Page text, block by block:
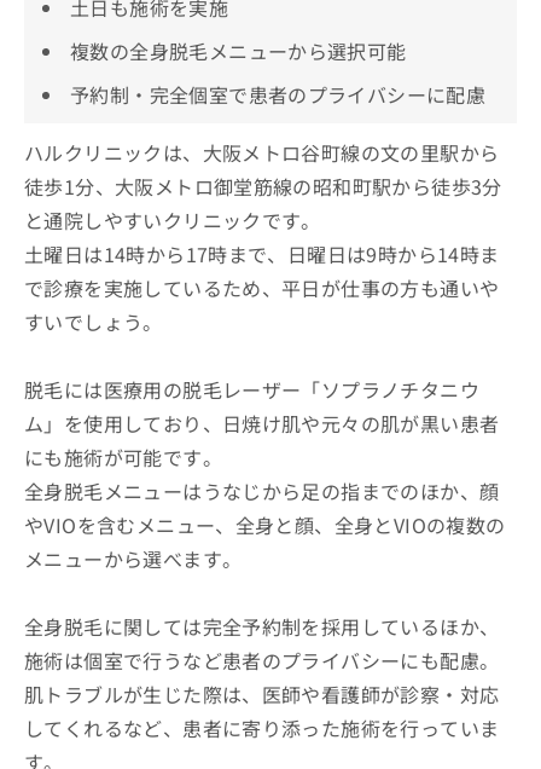
土日も施術を実施
複数の全身脱毛メニューから選択可能
予約制・完全個室で患者のプライバシーに配慮
ハルクリニックは、大阪メトロ谷町線の文の里駅から
徒歩1分、大阪メトロ御堂筋線の昭和町駅から徒歩3分
と通院しやすいクリニックです。
土曜日は14時から17時まで、日曜日は9時から14時ま
で診療を実施しているため、平日が仕事の方も通いや
すいでしょう。
脱毛には医療用の脱毛レーザー「ソプラノチタニウ
ム」を使用しており、日焼け肌や元々の肌が黒い患者
にも施術が可能です。
全身脱毛メニューはうなじから足の指までのほか、顔
やVIOを含むメニュー、全身と顔、全身とVIOの複数の
メニューから選べます。
全身脱毛に関しては完全予約制を採用しているほか、
施術は個室で行うなど患者のプライバシーにも配慮。
肌トラブルが生じた際は、医師や看護師が診察・対応
してくれるなど、患者に寄り添った施術を行っていま
す。